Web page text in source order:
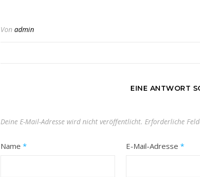
Von admin
EINE ANTWORT
Deine E-Mail-Adresse wird nicht veröffentlicht. Erforderliche
Name * E-Mail-Adresse *